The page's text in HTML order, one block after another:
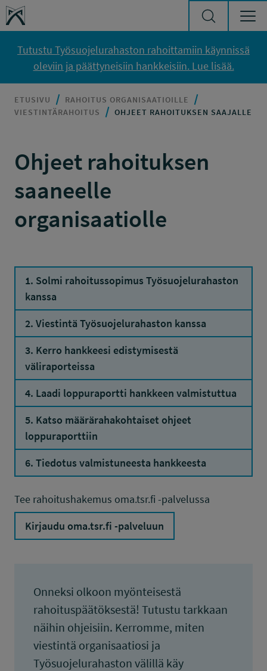
Siirry sisältöön
Työsuojelurahasto
Tutustu Työsuojelurahaston rahoittamiin käynnissä
oleviin ja päättyneisiin hankkeisiin. Lue lisää.
ETUSIVU
RAHOITUS ORGANISAATIOILLE
VIESTINTÄRAHOITUS
OHJEET RAHOITUKSEN SAAJALLE
Ohjeet rahoituksen
saaneelle
organisaatiolle
1. Solmi rahoitussopimus Työsuojelurahaston
kanssa
2. Viestintä Työsuojelurahaston kanssa
3. Kerro hankkeesi edistymisestä
väliraporteissa
4. Laadi loppuraportti hankkeen valmistuttua
5. Katso määrärahakohtaiset ohjeet
loppuraporttiin
6. Tiedotus valmistuneesta hankkeesta
Tee rahoitushakemus oma.tsr.fi -palvelussa
Kirjaudu oma.tsr.fi -palveluun
Onneksi olkoon myönteisestä
rahoituspäätöksestä! Tutustu tarkkaan
näihin ohjeisiin. Kerromme, miten
viestintä organisaatiosi ja
Työsuojelurahaston välillä käy